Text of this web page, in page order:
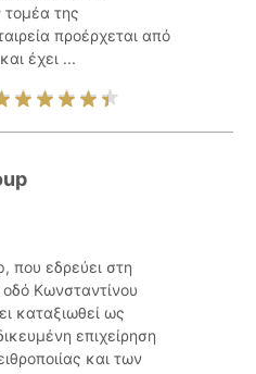
τομέα της
προέρχεται από
έχει ...
που εδρεύει στη
Κωνσταντίνου
καταξιωθεί ως
επιχείρηση
και των